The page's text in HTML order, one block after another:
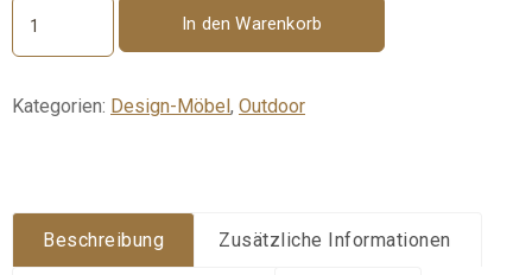
Stellar
Chair
In den Warenkorb
Kategorien: Design-Möbel , Outdoor
Beschreibung Zusätzliche Informationen